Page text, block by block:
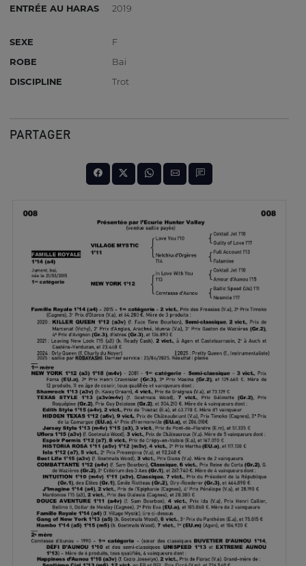
ENTRÉE AU HARAS
2019
SEXE
F
ROBE
Bai
DISCIPLINE
Trot
PARTAGER